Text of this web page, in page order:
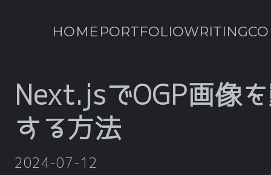
HOMEPORTFOLIOWRITING
Next.jsでOGP画像
する方法
2024-07-12